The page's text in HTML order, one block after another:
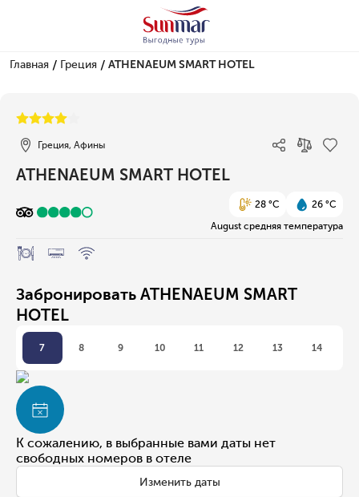
Главная / Греция / ATHENAEUM SMART HOTEL
Греция, Афины
ATHENAEUM SMART HOTEL
28 °C
26 °C
August средняя температура
Забронировать ATHENAEUM SMART
HOTEL
7 8 9 10 11 12 13 14
К сожалению, в выбранные вами даты нет
свободных номеров в отеле
Изменить даты